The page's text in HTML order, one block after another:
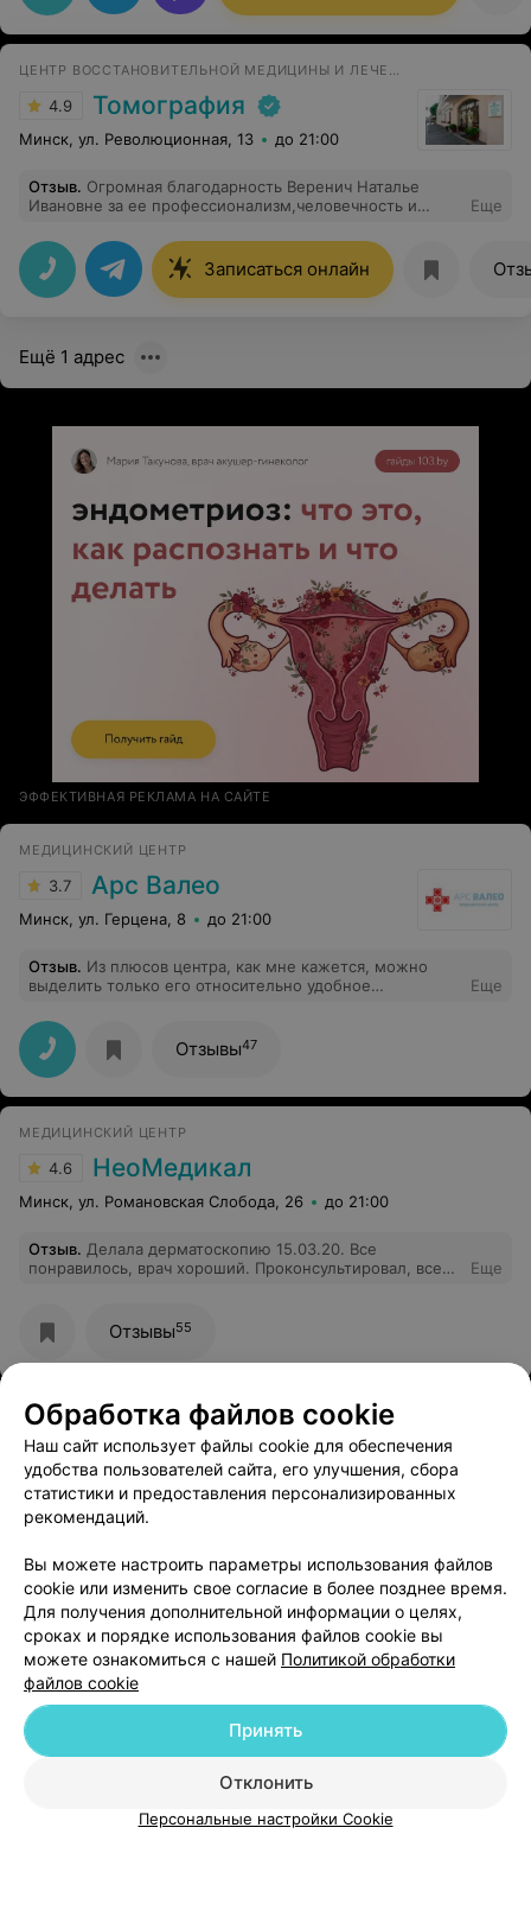
соотношение цена-качество. администраторы всегда
вежливы и приветливы. рекомендую
ЦЕНТР ВОССТАНОВИТЕЛЬНОЙ МЕДИЦИНЫ И ЛЕЧЕНИЯ БОЛИ
4.9 Томография
Минск, ул. Революционная, 13 до 21:00
Отзыв. Огромная благодарность Веренич Наталье
Ивановне за ее профессионализм,человечность и
ней из Жлобина.Рекомендую.
Еще
Записаться онлайн
Ещё 1 адрес
ЭФФЕКТИВНАЯ РЕКЛАМА НА САЙТЕ
МЕДИЦИНСКИЙ ЦЕНТР
3.7 Арс Валео
Минск, ул. Герцена, 8 до 21:00
Отзыв. Из плюсов центра, как мне кажется, можно
выделить только его относительно удобное
учитывая, что на такси к нему не подъехать. Но это
детали. Абсолютно непрофессиональны
администраторы. И когда я пишу слово "абсолютно", я
именно это имею в виду. К доктору, к которому там
обращаюсь, не имею никаких нареканий и вопросов -
администраторы ужасные. Если бы имел возможность
обращаться к этому доктору в другом центре, с
удовольствием так бы и поступил.
Еще
Отзывы47
МЕДИЦИНСКИЙ ЦЕНТР
4.6 НеоМедикал
Минск, ул. Романовская Слобода, 26 до 21:00
Отзыв. Делала дерматоскопию 15.03.20. Все
понравилось, врач хороший. Проконсультировал, все
Еще
Отзывы55
Добавить специалиста
Обработка файлов cookie
Наш сайт использует файлы cookie для обеспечения
удобства пользователей сайта, его улучшения, сбора
статистики и предоставления персонализированных
рекомендаций.
Вы можете настроить параметры использования файлов
cookie или изменить свое согласие в более позднее время.
Для получения дополнительной информации о целях,
сроках и порядке использования файлов cookie вы
можете ознакомиться с нашей Политикой обработки
файлов cookie
Отклонить
Принять
Персональные настройки Cookie